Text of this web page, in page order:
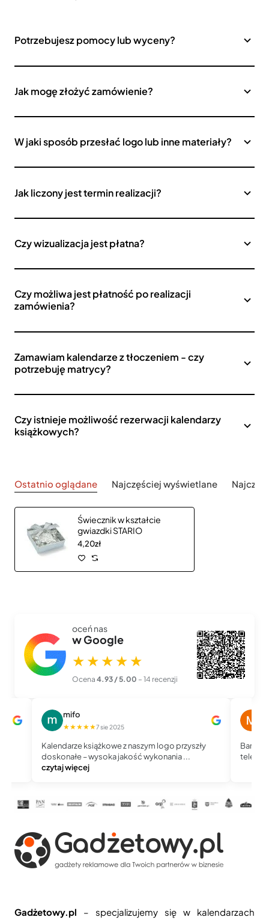
Potrzebujesz pomocy lub wyceny?
Jak mogę złożyć zamówienie?
W jaki sposób przesłać logo lub inne materiały?
Jak liczony jest termin realizacji?
Czy wizualizacja jest płatna?
Czy możliwa jest płatność po realizacji
zamówienia?
Zamawiam kalendarze z tłoczeniem - czy
potrzebuję matrycy?
Czy istnieje możliwość rezerwacji kalendarzy
książkowych?
Ostatnio oglądane Najczęściej wyświetlane
Świecznik w kształcie
gwiazdki STARIO
4,20zł
oceń nas
w Google
★★★★★
Ocena 4.93 / 5.00 – 14 recenzji
mifo
★★★★★7 sie 2025
Kalendarze książkowe z naszym logo przyszły
doskonałe – wysoka jakość wykonania ...
czytaj więcej
Bardzo
Gadżetowy.pl – specjalizujemy się w kalendarzach